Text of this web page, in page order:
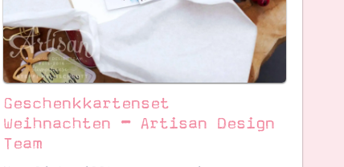
Geschenkkartenset
Weihnachten – Artisan Design
Team